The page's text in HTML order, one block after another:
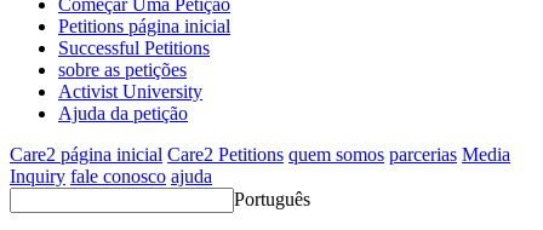
Começar Uma Petição
Petitions página inicial
Successful Petitions
sobre as petições
Activist University
Ajuda da petição
Care2 página inicial Care2 Petitions quem somos parcerias Media
Inquiry fale conosco ajuda
Português